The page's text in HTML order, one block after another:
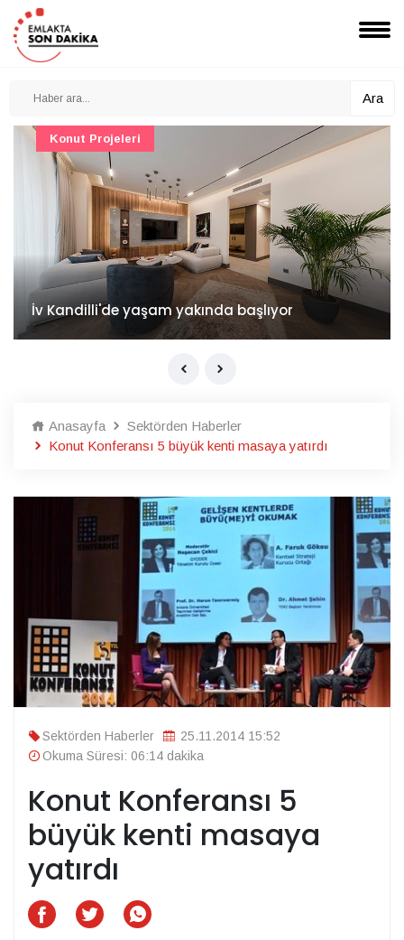
Ara
İv Kandilli'de yaşam yakında başlıyor
Konut Projeleri
Anasayfa
Sektörden Haberler
Konut Konferansı 5 büyük kenti masaya yatırdı
Sektörden Haberler
25.11.2014 15:52
Okuma Süresi: 06:14 dakika
Konut Konferansı 5
büyük kenti masaya
yatırdı